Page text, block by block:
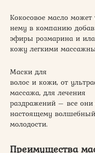
Кокосовое масло
нему в компанию
эфиры розмарина и
кожу легкими
Маски для
волос и кожи, от
массажа, для лечения
раздражений – все они
настоящему
молодости.
Преимущества